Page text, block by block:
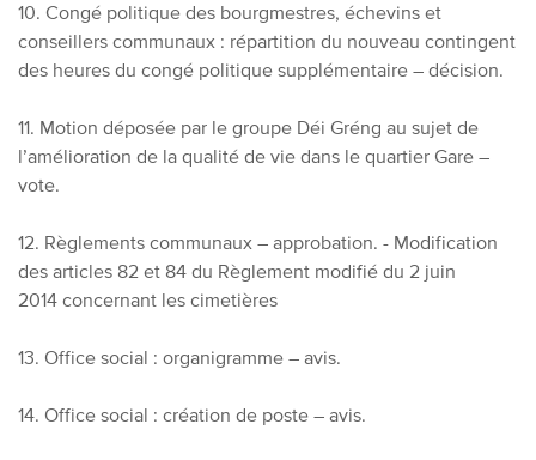
10. Congé politique des bourgmestres, échevins et
conseillers communaux : répartition du nouveau contingent
des heures du congé politique supplémentaire – décision.
11. Motion déposée par le groupe Déi Gréng au sujet de
l’amélioration de la qualité de vie dans le quartier Gare –
vote.
12. Règlements communaux – approbation. - Modification
des articles 82 et 84 du Règlement modifié du 2 juin
2014 concernant les cimetières
13. Office social : organigramme – avis.
14. Office social : création de poste – avis.